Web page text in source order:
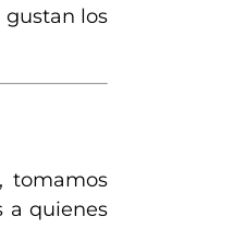
gustan los
tomamos
a quienes